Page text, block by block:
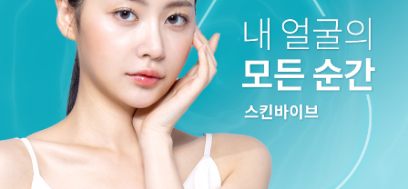
목동점 창동점
GYEONGGI / INCHEON
수원점 판교점 광교점 광명점
산본점 부천점 일산점 다산점
김포점 인천검단점 동탄점 평택점